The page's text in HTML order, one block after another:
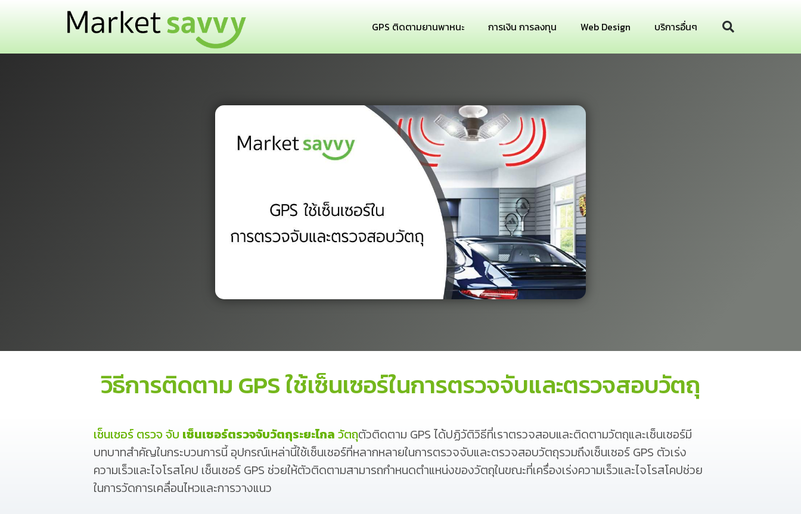
GPS ติดตามยานพาหนะ การเงิน การลงทุน Web Design บริการอื่นๆ
วิธีการติดตาม GPS ใช้เซ็นเซอร์ในการตรวจจับและตรวจสอบวัตถุ
เซ็นเซอร์ ตรวจ จับ เซ็นเซอร์ตรวจจับวัตถุระยะไกล วัตถุตัวติดตาม GPS ได้ปฏิวัติวิธีที่เราตรวจสอบและติดตามวัตถุและเซ็นเซอร์มี
บทบาทสำคัญในกระบวนการนี้ อุปกรณ์เหล่านี้ใช้เซ็นเซอร์ที่หลากหลายในการตรวจจับและตรวจสอบวัตถุรวมถึงเซ็นเซอร์ GPS ตัวเร่ง
ความเร็วและไจโรสโคป เซ็นเซอร์ GPS ช่วยให้ตัวติดตามสามารถกำหนดตำแหน่งของวัตถุในขณะที่เครื่องเร่งความเร็วและไจโรสโคปช่วย
ในการวัดการเคลื่อนไหวและการวางแนว